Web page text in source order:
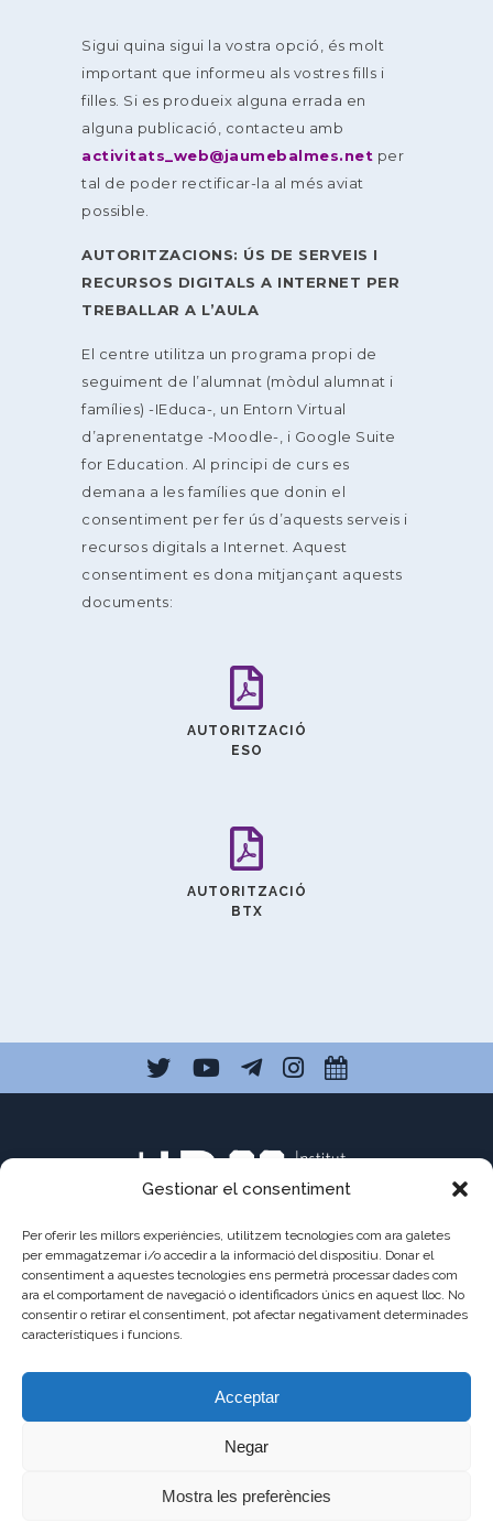
Gestionar el consentiment
Per oferir les millors experiències, utilitzem tecnologies com ara galetes
per emmagatzemar i/o accedir a la informació del dispositiu. Donar el
consentiment a aquestes tecnologies ens permetrà processar dades com
ara el comportament de navegació o identificadors únics en aquest lloc. No
consentir o retirar el consentiment, pot afectar negativament determinades
característiques i funcions.
Acceptar
Negar
Mostra les preferències
Sigui quina sigui la vostra opció, és molt
important que informeu als vostres fills i
filles. Si es produeix alguna errada en
alguna publicació, contacteu amb
activitats_web@jaumebalmes.net per
tal de poder rectificar-la al més aviat
possible.
AUTORITZACIONS: ÚS DE SERVEIS I
RECURSOS DIGITALS A INTERNET PER
TREBALLAR A L’AULA
El centre utilitza un programa propi de
seguiment de l’alumnat (mòdul alumnat i
famílies) -IEduca-, un Entorn Virtual
d’aprenentatge -Moodle-, i Google Suite
for Education. Al principi de curs es
demana a les famílies que donin el
consentiment per fer ús d’aquests serveis i
recursos digitals a Internet. Aquest
consentiment es dona mitjançant aquests
documents:
AUTORITZACIÓ
ESO
AUTORITZACIÓ
BTX
C/ Pau Claris 121
08009 Barcelona
93 487 03 01